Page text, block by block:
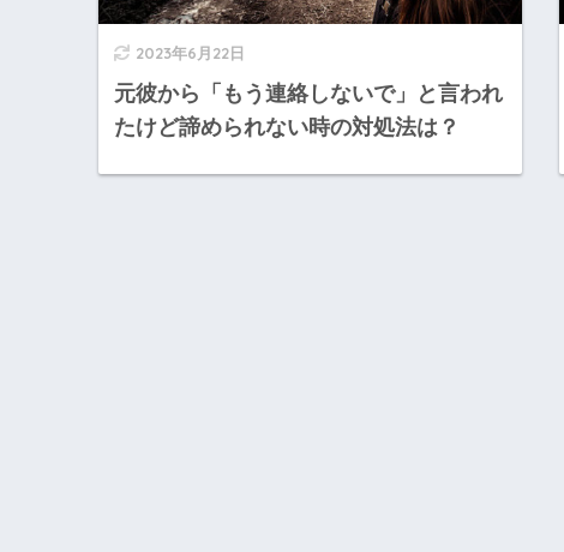
2023年6月22日
元彼から「もう連絡しないで」と言われ
たけど諦められない時の対処法は？